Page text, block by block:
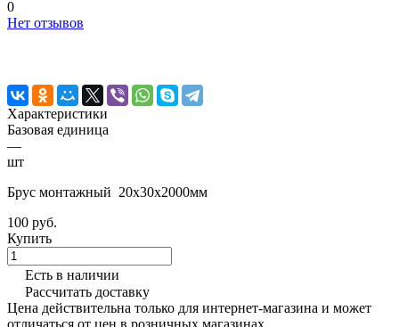
0
Нет отзывов
Характеристики
Базовая единица
—
шт
Брус монтажный 20х30х2000мм
100 руб.
Купить
Есть в наличии
Рассчитать доставку
Цена действительна только для интернет-магазина и может
отличаться от цен в розничных магазинах